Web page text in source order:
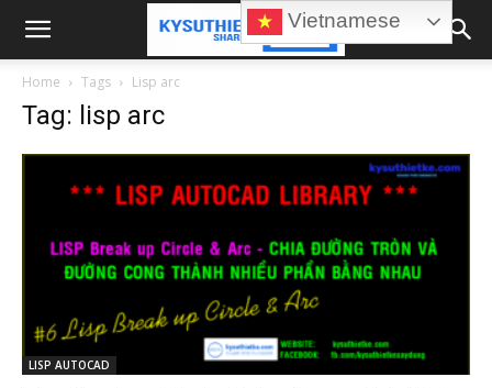
Home Tags Lisp arc
Tag: lisp arc
LISP AUTOCAD
Vietnamese